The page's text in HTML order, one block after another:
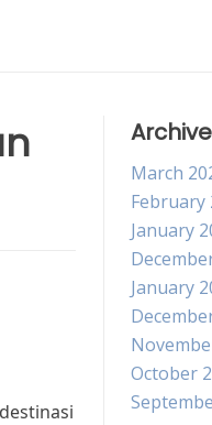
March
February
January
January
October